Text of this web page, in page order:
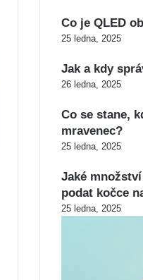
Co je QLED
25 ledna, 2025
Jak a kdy
26 ledna, 2025
Co se stane,
mravenec?
25 ledna, 2025
Jaké
podat kočce
25 ledna, 2025